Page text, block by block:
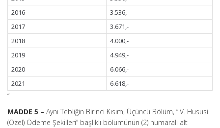
2016
3.536,-
2017
3.671,-
2018
4.000,-
2019
4.949,-
2020
6.066,-
2021
6.618,-
”
MADDE 5 – Aynı Tebliğin Birinci Kısım, Üçüncü Bölüm, “IV. Hususi
(Özel) Ödeme Şekilleri” başlıklı bölümünün (2) numaralı alt